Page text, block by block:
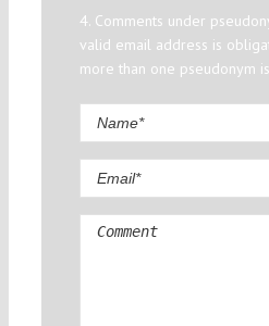
4. Comments under
valid email address is
more than one pseudonym
Comment